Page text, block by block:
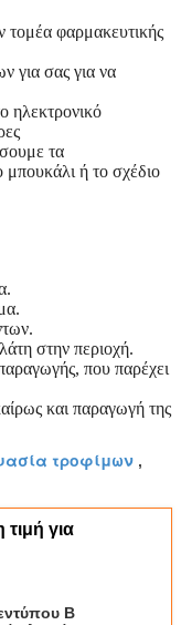
τομέα φαρμακευτικής
για σας για να
ηλεκτρονικό
τα
ή το σχέδιο
στην περιοχή.
που παρέχει
και παραγωγή της
τροφίμων ,
για
Β